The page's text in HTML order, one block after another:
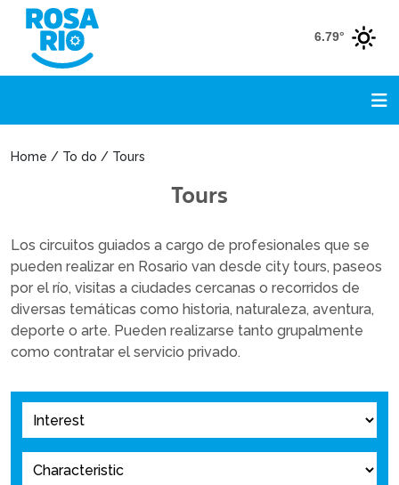
6.79°
Home / To do / Tours
Tours
Los circuitos guiados a cargo de profesionales que se
pueden realizar en Rosario van desde city tours, paseos
por el río, visitas a ciudades cercanas o recorridos de
diversas temáticas como historia, naturaleza, aventura,
deporte o arte. Pueden realizarse tanto grupalmente
como contratar el servicio privado.